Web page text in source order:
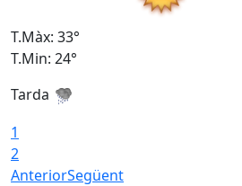
T.Màx: 33°
T.Min: 24°
Tarda
1
2
AnteriorSegüent